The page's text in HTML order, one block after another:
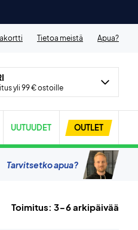
Tietoa meistä Apua?
yli 99 € ostoille
UUTUUDET OUTLET
Tarvitsetko apua?
Toimitus: 3-6 arkipäivää